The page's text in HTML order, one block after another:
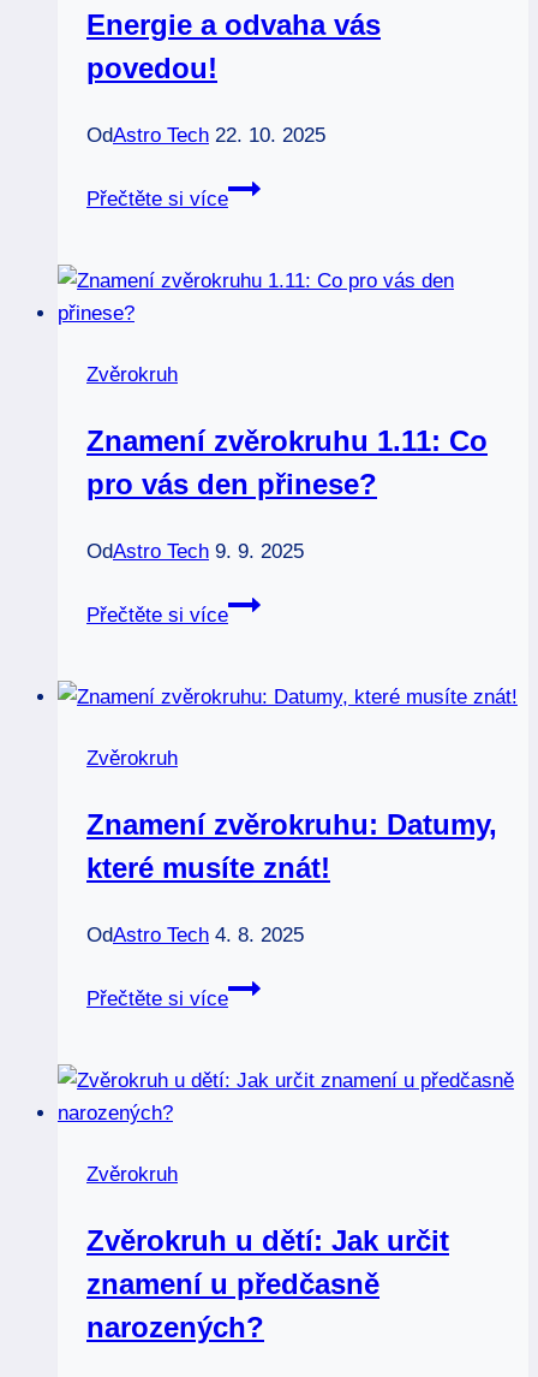
Energie a odvaha vás
povedou!
OdAstro Tech 22. 10. 2025
Přečtěte si více
Znamení
Energie
Zvěrokruh
Znamení zvěrokruhu 1.11: Co
pro vás den přinese?
OdAstro Tech 9. 9. 2025
Přečtěte si více
Znamení
Co
přinese?
Zvěrokruh
Znamení zvěrokruhu: Datumy,
které musíte znát!
OdAstro Tech 4. 8. 2025
Přečtěte si více
Znamení
které
Zvěrokruh
Zvěrokruh u dětí: Jak určit
znamení u předčasně
narozených?